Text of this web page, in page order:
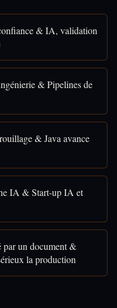
& IA, validation
& Pipelines de
& Java avance
IA & Start-up IA et
un document &
la production